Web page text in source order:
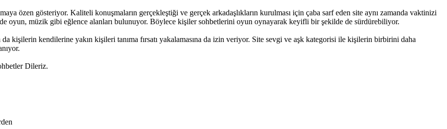
özen gösteriyor. Kaliteli konuşmaların gerçekleştiği ve gerçek arkadaşlıkların kurulması için çaba sarf eden site aynı zamanda vaktinizi
oyun, müzik gibi eğlence alanları bulunuyor. Böylece kişiler sohbetlerini oyun oynayarak keyifli bir şekilde de sürdürebiliyor.
kişilerin kendilerine yakın kişileri tanıma fırsatı yakalamasına da izin veriyor. Site sevgi ve aşk kategorisi ile kişilerin birbirini daha
Dileriz.